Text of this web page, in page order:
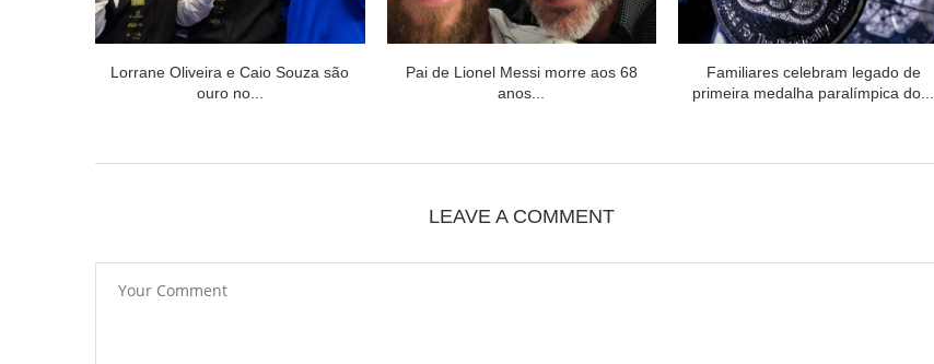
Lorrane Oliveira e Caio Souza são
ouro no...
Pai de Lionel Messi morre aos 68
anos...
Familiares celebram legado de
primeira medalha paralímpica do...
LEAVE A COMMENT